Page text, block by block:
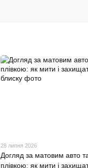
28 липня 2026
Догляд за матовим авто
плівкою: як мити і